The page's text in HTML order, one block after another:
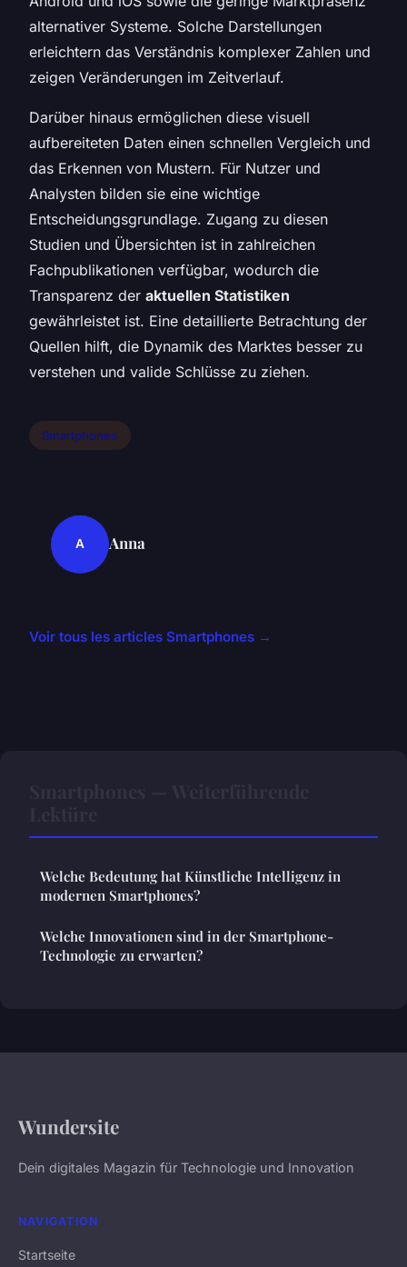
alternativer Systeme. Solche Darstellungen
erleichtern das Verständnis komplexer Zahlen und
zeigen Veränderungen im Zeitverlauf.
Darüber hinaus ermöglichen diese visuell
aufbereiteten Daten einen schnellen Vergleich und
das Erkennen von Mustern. Für Nutzer und
Analysten bilden sie eine wichtige
Entscheidungsgrundlage. Zugang zu diesen
Studien und Übersichten ist in zahlreichen
Fachpublikationen verfügbar, wodurch die
Transparenz der aktuellen Statistiken
gewährleistet ist. Eine detaillierte Betrachtung der
Quellen hilft, die Dynamik des Marktes besser zu
verstehen und valide Schlüsse zu ziehen.
Smartphones
A Anna
Voir tous les articles Smartphones →
Welche Bedeutung hat Künstliche Intelligenz in
modernen Smartphones?
Welche Innovationen sind in der Smartphone-
Technologie zu erwarten?
Wundersite
Dein digitales Magazin für Technologie und Innovation
NAVIGATION
Startseite